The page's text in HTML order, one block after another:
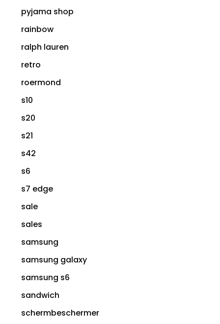
pyjama shop
rainbow
ralph lauren
retro
roermond
s10
s20
s21
s42
s6
s7 edge
sale
sales
samsung
samsung galaxy
samsung s6
sandwich
schermbeschermer